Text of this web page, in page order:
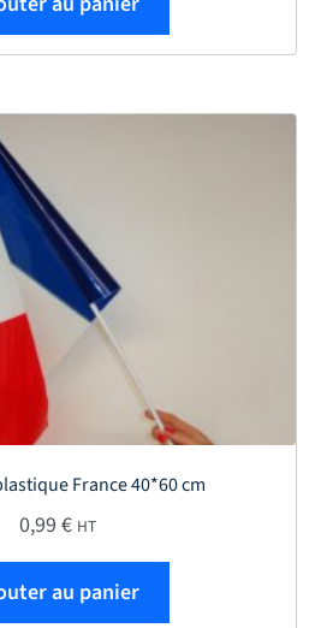
France 40*60 cm
0,99 € HT
au panier